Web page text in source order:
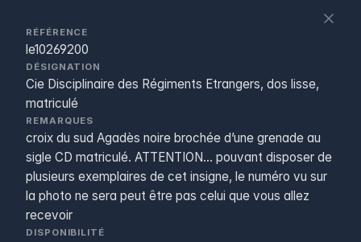
RÉFÉRENCE
le10269200
DÉSIGNATION
Cie Disciplinaire des Régiments Etrangers, dos lisse,
matriculé
REMARQUES
croix du sud Agadès noire brochée d’une grenade au
sigle CD matriculé. ATTENTION... pouvant disposer de
plusieurs exemplaires de cet insigne, le numéro vu sur
la photo ne sera peut être pas celui que vous allez
recevoir
DISPONIBILITÉ